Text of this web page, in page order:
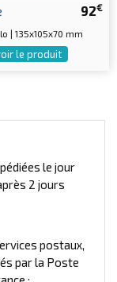
92€
| 135x105x70 mm
le produit
le jour
2 jours
postaux,
par la Poste